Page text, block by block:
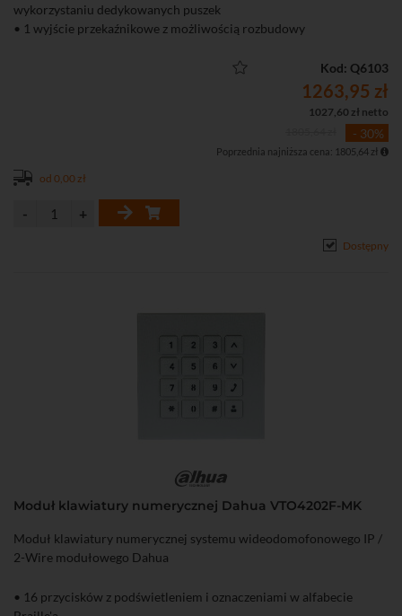
wykorzystaniu dedykowanych puszek
• 1 wyjście przekaźnikowe z możliwością rozbudowy
• Kamera 2 Mpx, obiektyw 1,9 mm, kompresja H.264, oświetlacz IR
• Funkcja zapisu wiadomości wideo po nieodebranym połączeniu
• IP65 (wymagane silikowanie), klasa wandaloodporności IK07,
Kod: Q6103
1263,95 zł
1027,60 zł netto
- 30%
Poprzednia najniższa cena: 1805,64 zł
od 0,00 zł
Dostępny
Moduł klawiatury numerycznej Dahua VTO4202F-MK
Moduł klawiatury numerycznej systemu wideodomofonowego IP /
2-Wire modułowego Dahua
• 16 przycisków z podświetleniem i oznaczeniami w alfabecie